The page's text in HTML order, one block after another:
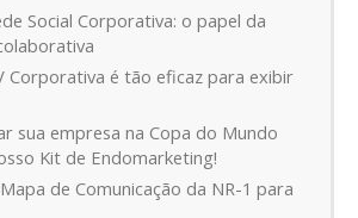
Social Corporativa: o papel da
Corporativa é tão eficaz para exibir
sua empresa na Copa do Mundo
Kit de Endomarketing!
de Comunicação da NR-1 para